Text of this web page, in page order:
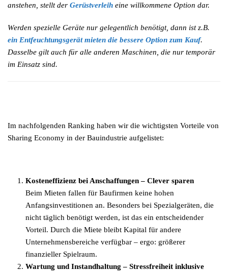
anstehen, stellt der Gerüstverleih eine willkommene Option dar.
Werden spezielle Geräte nur gelegentlich benötigt, dann ist z.B.
ein Entfeuchtungsgerät mieten die bessere Option zum Kauf.
Dasselbe gilt auch für alle anderen Maschinen, die nur temporär
im Einsatz sind.
Im nachfolgenden Ranking haben wir die wichtigsten Vorteile von
Sharing Economy in der Bauindustrie aufgelistet:
Kosteneffizienz bei Anschaffungen – Clever sparen
Beim Mieten fallen für Baufirmen keine hohen
Anfangsinvestitionen an. Besonders bei Spezialgeräten, die
nicht täglich benötigt werden, ist das ein entscheidender
Vorteil. Durch die Miete bleibt Kapital für andere
Unternehmensbereiche verfügbar – ergo: größerer
finanzieller Spielraum.
Wartung und Instandhaltung – Stressfreiheit inklusive